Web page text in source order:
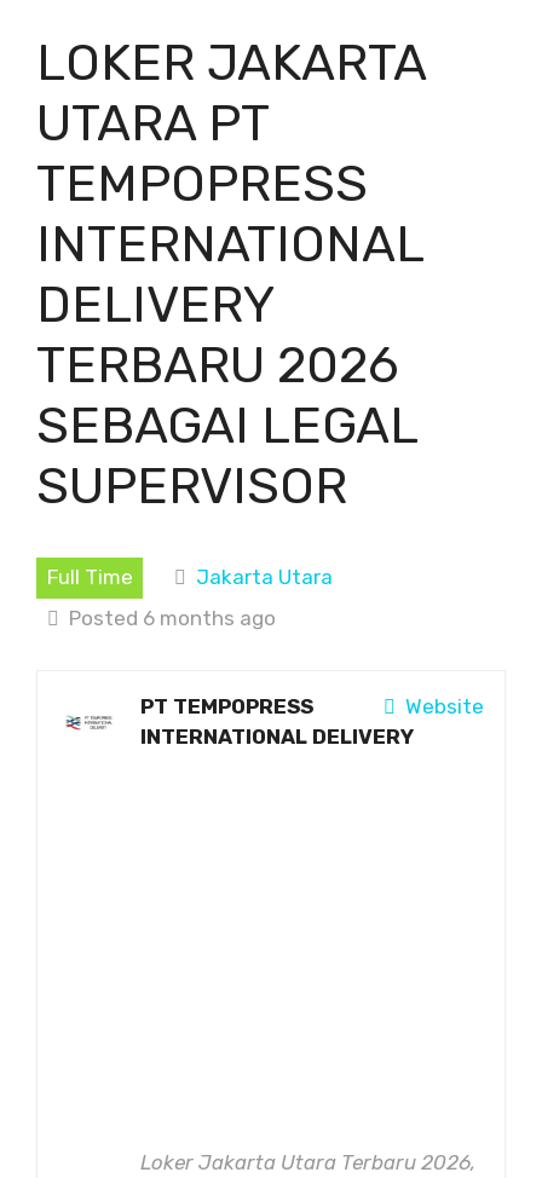
LOKER JAKARTA
UTARA PT
TEMPOPRESS
INTERNATIONAL
DELIVERY
TERBARU 2026
SEBAGAI LEGAL
SUPERVISOR
Full Time
Jakarta Utara
Posted 6 months ago
Website
PT TEMPOPRESS
INTERNATIONAL DELIVERY
Loker Jakarta Utara Terbaru 2026,